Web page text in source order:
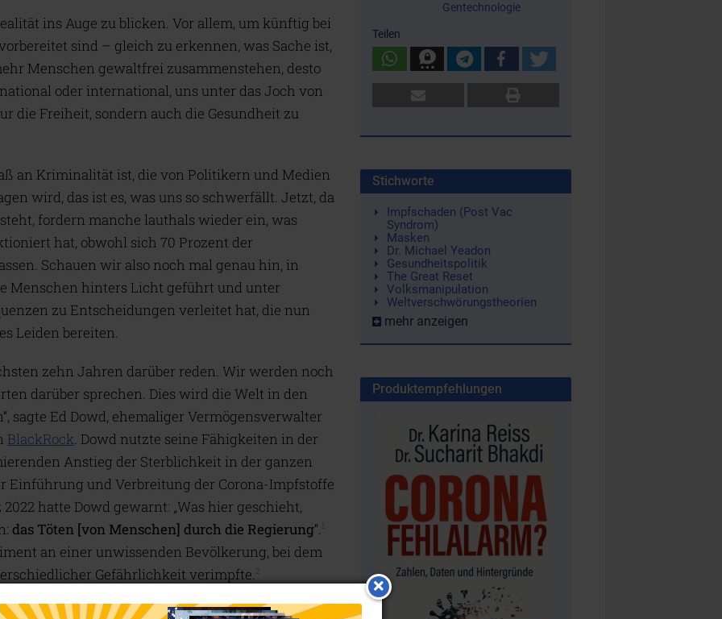
ins Auge zu blicken. Vor allem, um künftig bei
sind – gleich zu erkennen, was Sache ist,
Menschen gewaltfrei zusammenstehen, desto
oder international, uns unter das Joch von
die Freiheit, sondern auch die Gesundheit zu
an Kriminalität ist, die von Politikern und Medien
wird, das ist es, was uns so schwerfällt. Jetzt, da
fordern manche lauthals wieder ein, was
hat, obwohl sich 70 Prozent der
Schauen wir also noch mal genau hin, in
Menschen hinters Licht geführt und unter
zu Entscheidungen verleitet hat, die nun
Leiden bereiten.
zehn Jahren darüber reden. Wir werden noch
darüber sprechen. Dies wird die Welt in den
sagte Ed Dowd, ehemaliger Vermögensverwalter
BlackRock. Dowd nutzte seine Fähigkeiten in der
Anstieg der Sterblichkeit in der ganzen
Einführung und Verbreitung der Corona-Impfstoffe
hatte Dowd gewarnt: „Was hier geschieht,
das Töten [von Menschen] durch die Regierung“.
an einer unwissenden Bevölkerung, bei dem
Gefährlichkeit verimpfte.2
Gentechnologie
Teilen
Stichworte
Impfschaden (Post Vac
Syndrom)
Masken
Dr. Michael Yeadon
Gesundheitspolitik
The Great Reset
Volksmanipulation
Weltverschwörungstheorien
mehr anzeigen
Produktempfehlungen